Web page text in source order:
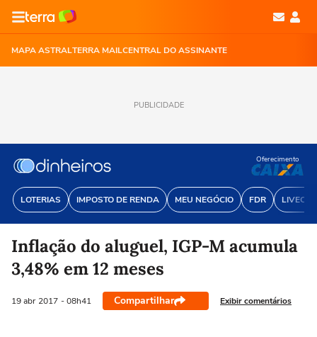
MAPA ASTRALTERRA MAILCENTRAL DO ASSINANTE
PUBLICIDADE
LOTERIAS IMPOSTO DE RENDA MEU NEGÓCIO FDR
Oferecimento
Inflação do aluguel, IGP-M acumula
3,48% em 12 meses
19 abr 2017 - 08h41 Compartilhar Exibir comentários